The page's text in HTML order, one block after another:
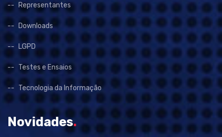
Representantes
Downloads
LGPD
Testes e Ensaios
Tecnologia da Informação
Novidades.